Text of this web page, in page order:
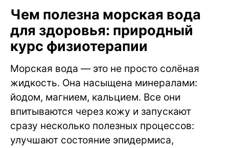
Чем полезна морская вода
для здоровья: природный
курс физиотерапии
Морская вода — это не просто солёная
жидкость. Она насыщена минералами:
йодом, магнием, кальцием. Все они
впитываются через кожу и запускают
сразу несколько полезных процессов:
улучшают состояние эпидермиса,